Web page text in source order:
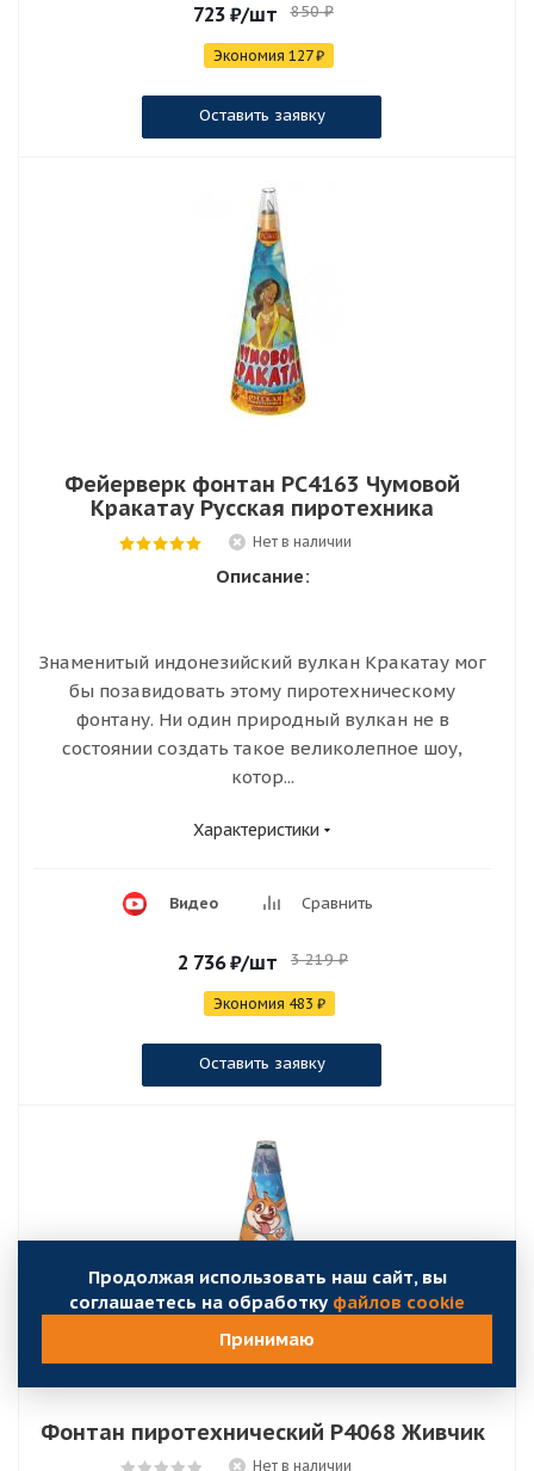
723₽/шт 850₽
Экономия 127₽
Оставить заявку
Фейерверк фонтан РС4163 Чумовой
Кракатау Русская пиротехника
Нет в наличии
Описание:
Знаменитый индонезийский вулкан Кракатау мог
бы позавидовать этому пиротехническому
фонтану. Ни один природный вулкан не в
состоянии создать такое великолепное шоу,
котор...
Характеристики
Видео Сравнить
2 736₽/шт 3 219₽
Экономия 483 ₽
Оставить заявку
Фонтан пиротехнический Р4068 Живчик
Нет в наличии
Продолжая использовать наш сайт, вы
соглашаетесь на обработку файлов cookie
Принимаю